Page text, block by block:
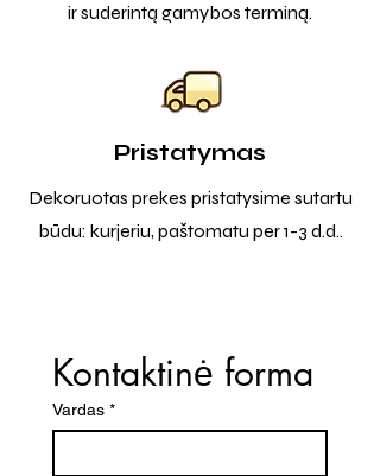
ir suderintą gamybos terminą.
Pristatymas
Dekoruotas prekes pristatysime sutartu
būdu: kurjeriu, paštomatu per 1-3 d.d..
Kontaktinė forma
Vardas *